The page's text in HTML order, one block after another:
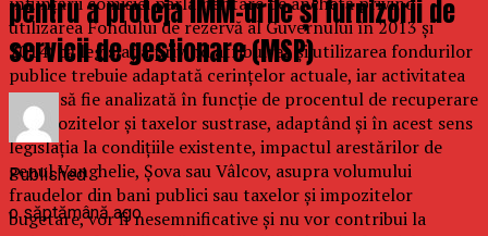
utilizarea Fondului de rezervă al Guvernului în 2013 şi
2014) că legislaţia privind atribuirea şi utilizarea fondurilor
publice trebuie adaptată cerinţelor actuale, iar activitatea
ANAF să fie analizată în funcţie de procentul de recuperare
al impozitelor şi taxelor sustrase, adaptând şi în acest sens
legislaţia la condiţiile existente, impactul arestărilor de
genul Vanghelie, Şova sau Vâlcov, asupra volumului
fraudelor din bani publici sau taxelor şi impozitelor
bugetare, vor fi nesemnificative şi nu vor contribui la
pentru a proteja IMM-urile și furnizorii de
servicii de gestionare (MSP)
Published
o săptămână ago